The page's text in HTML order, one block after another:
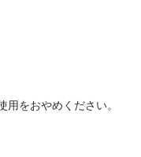
をおやめください。